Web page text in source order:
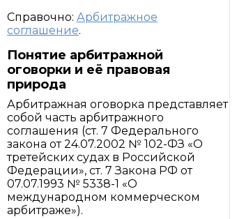
Справочно: Арбитражное
соглашение.
Понятие арбитражной
оговорки и её правовая
природа
Арбитражная оговорка представляет
собой часть арбитражного
соглашения (ст. 7 Федерального
закона от 24.07.2002 № 102-ФЗ «О
третейских судах в Российской
Федерации», ст. 7 Закона РФ от
07.07.1993 № 5338-1 «О
международном коммерческом
арбитраже»).